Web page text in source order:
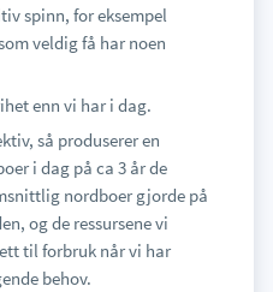
spinn, for eksempel
veldig få har noen
enn vi har i dag.
så produserer en
i dag på ca 3 år de
nordboer gjorde på
og de ressursene vi
til forbruk når vi har
behov.